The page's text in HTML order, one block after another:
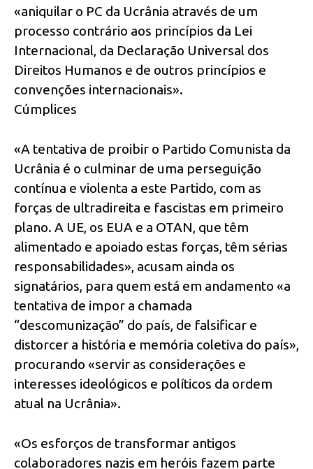
«aniquilar o PC da Ucrânia através de um
processo contrário aos princípios da Lei
Internacional, da Declaração Universal dos
Direitos Humanos e de outros princípios e
convenções internacionais».
Cúmplices
«A tentativa de proibir o Partido Comunista da
Ucrânia é o culminar de uma perseguição
contínua e violenta a este Partido, com as
forças de ultradireita e fascistas em primeiro
plano. A UE, os EUA e a OTAN, que têm
alimentado e apoiado estas forças, têm sérias
responsabilidades», acusam ainda os
signatários, para quem está em andamento «a
tentativa de impor a chamada
“descomunização” do país, de falsificar e
distorcer a história e memória coletiva do país»,
procurando «servir as considerações e
interesses ideológicos e políticos da ordem
atual na Ucrânia».
«Os esforços de transformar antigos
colaboradores nazis em heróis fazem parte